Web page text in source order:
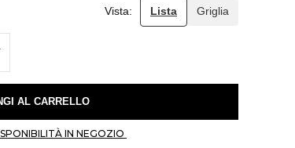
Vista: Lista Griglia
AGGIUNGI AL CARRELLO